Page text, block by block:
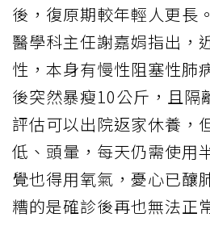
後，復原期較年輕人更長
醫學科主任謝嘉娟指出，
性，本身有慢性阻塞性肺
後突然暴瘦10公斤，且隔
評估可以出院返家休養，
低、頭暈，每天仍需使用
覺也得用氧氣，憂心已釀
糟的是確診後再也無法正